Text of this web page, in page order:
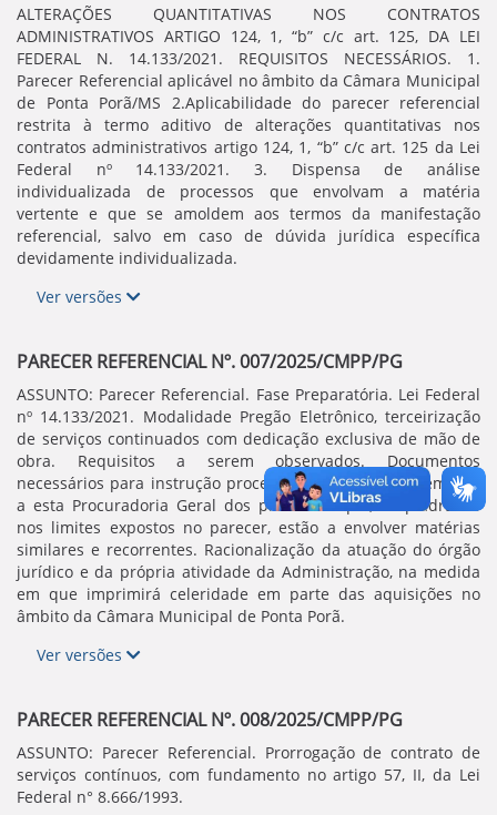
ALTERAÇÕES QUANTITATIVAS NOS CONTRATOS
ADMINISTRATIVOS ARTIGO 124, 1, “b” c/c art. 125, DA LEI
FEDERAL N. 14.133/2021. REQUISITOS NECESSÁRIOS. 1.
Parecer Referencial aplicável no âmbito da Câmara Municipal
de Ponta Porã/MS 2.Aplicabilidade do parecer referencial
restrita à termo aditivo de alterações quantitativas nos
contratos administrativos artigo 124, 1, “b” c/c art. 125 da Lei
Federal nº 14.133/2021. 3. Dispensa de análise
individualizada de processos que envolvam a matéria
vertente e que se amoldem aos termos da manifestação
referencial, salvo em caso de dúvida jurídica específica
devidamente individualizada.
Ver versões
PARECER REFERENCIAL Nº. 007/2025/CMPP/PG
ASSUNTO: Parecer Referencial. Fase Preparatória. Lei Federal
nº 14.133/2021. Modalidade Pregão Eletrônico, terceirização
de serviços continuados com dedicação exclusiva de mão de
obra. Requisitos a serem observados. Documentos
necessários para instrução processual. Dispensa da remessa
a esta Procuradoria Geral dos processos que, enquadrados
nos limites expostos no parecer, estão a envolver matérias
similares e recorrentes. Racionalização da atuação do órgão
jurídico e da própria atividade da Administração, na medida
em que imprimirá celeridade em parte das aquisições no
âmbito da Câmara Municipal de Ponta Porã.
Ver versões
PARECER REFERENCIAL Nº. 008/2025/CMPP/PG
ASSUNTO: Parecer Referencial. Prorrogação de contrato de
serviços contínuos, com fundamento no artigo 57, II, da Lei
Federal n° 8.666/1993.